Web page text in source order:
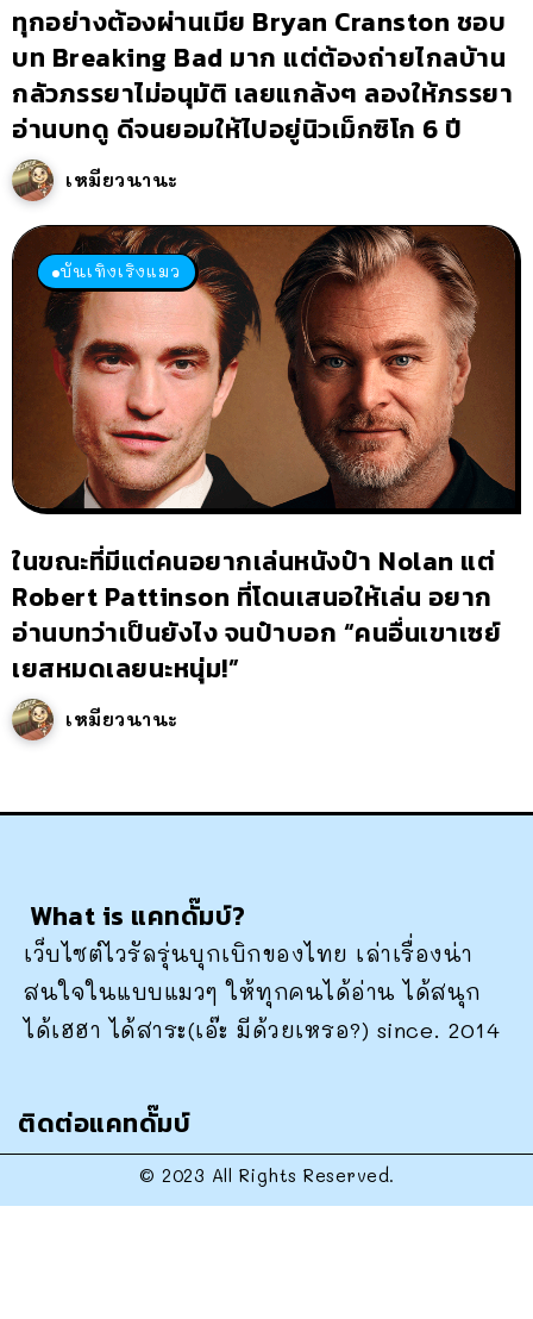
ทุกอย่างต้องผ่านเมีย Bryan Cranston ชอบ
บท Breaking Bad มาก แต่ต้องถ่ายไกลบ้าน
กลัวภรรยาไม่อนุมัติ เลยแกล้งๆ ลองให้ภรรยา
อ่านบทดู ดีจนยอมให้ไปอยู่นิวเม็กซิโก 6 ปี
เหมียวนานะ
บันเทิงเริงแมว
ในขณะที่มีแต่คนอยากเล่นหนังป๋า Nolan แต่
Robert Pattinson ที่โดนเสนอให้เล่น อยาก
อ่านบทว่าเป็นยังไง จนป๋าบอก “คนอื่นเขาเซย์
เยสหมดเลยนะหนุ่ม!”
เหมียวนานะ
What is แคทดั๊มบ์?
เว็บไซต์ไวรัลรุ่นบุกเบิกของไทย เล่าเรื่องน่า
สนใจในแบบแมวๆ ให้ทุกคนได้อ่าน ได้สนุก
ได้เฮฮา ได้สาระ(เอ๊ะ มีด้วยเหรอ?) since. 2014
ติดต่อแคทดั๊มบ์
© 2023 All Rights Reserved.